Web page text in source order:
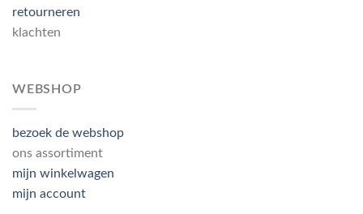
retourneren
klachten
WEBSHOP
bezoek de webshop
ons assortiment
mijn winkelwagen
mijn account